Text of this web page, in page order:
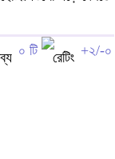
০ টি +২/-০